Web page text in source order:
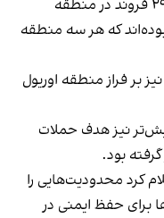
شامل ۳۰ فروند در منطقه بریانسک، ۲۹ فروند در منطقه
بوده‌اند که هر سه منطقه
۱۸ پهپاد دیگر نیز بر فراز منطقه اوریول
نیز هدف حملات
بود.
کرد محدودیت‌هایی را
برای حفظ ایمنی در